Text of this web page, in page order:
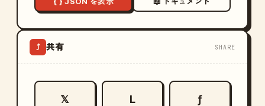
⤴ 共有 SHARE
𝕏 L ƒ